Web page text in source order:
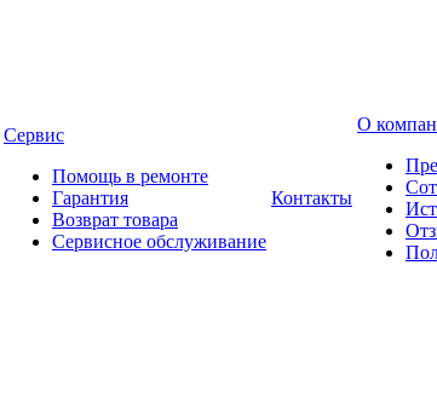
Сервис
Помощь в ремонте
Гарантия
Возврат товара
Сервисное обслуживание
Контакты
О